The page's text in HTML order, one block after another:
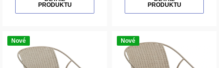
PRODUKTU
PRODUKTU
Nové Nové